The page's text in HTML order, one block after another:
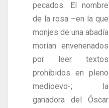
pecados: El nombre
de la rosa –en la que
monjes de una abadía
morían envenenados
por leer textos
prohibidos en pleno
medioevo-; la
ganadora del Óscar